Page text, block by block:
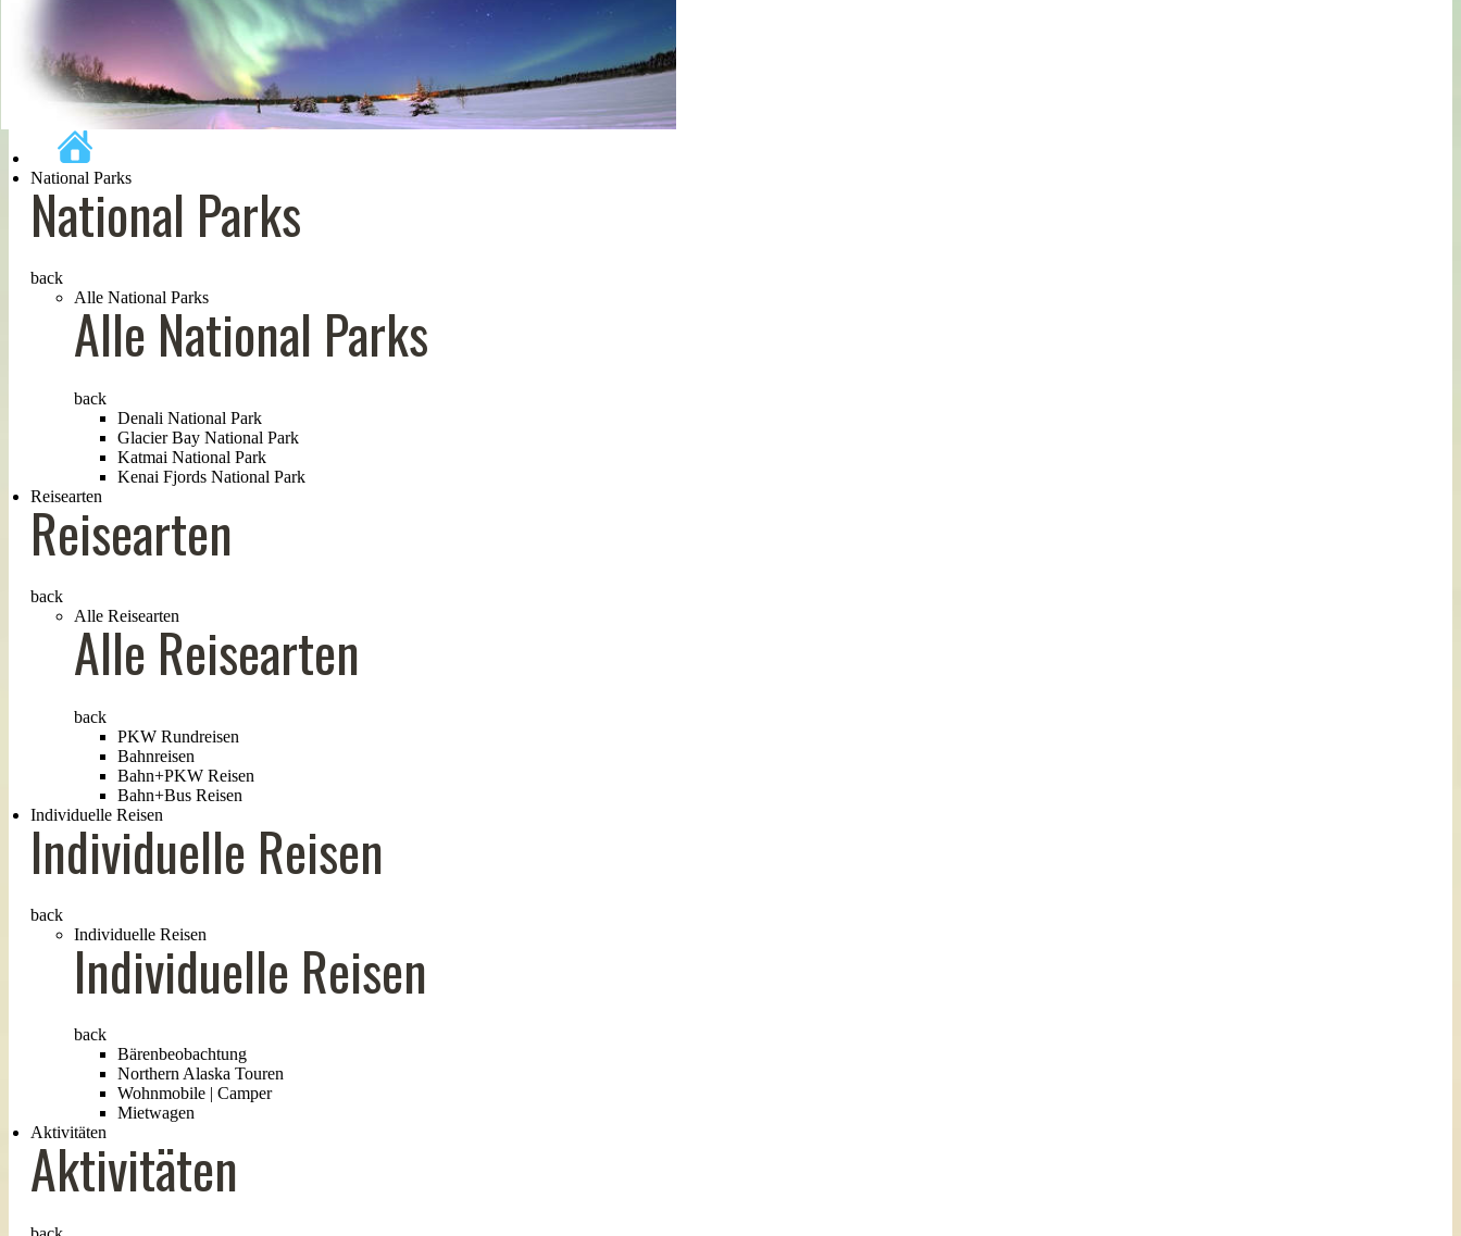
National Parks
National Parks
back
Alle National Parks
Alle National Parks
back
Denali National Park
Glacier Bay National Park
Katmai National Park
Kenai Fjords National Park
Reisearten
Reisearten
back
Alle Reisearten
Alle Reisearten
back
PKW Rundreisen
Bahnreisen
Bahn+PKW Reisen
Bahn+Bus Reisen
Individuelle Reisen
Individuelle Reisen
back
Individuelle Reisen
Individuelle Reisen
back
Bärenbeobachtung
Northern Alaska Touren
Wohnmobile | Camper
Mietwagen
Aktivitäten
Aktivitäten